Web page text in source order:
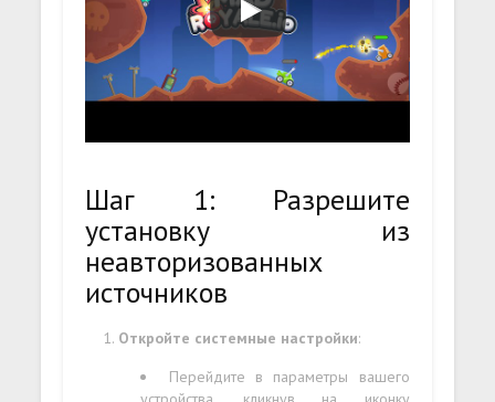
Шаг 1: Разрешите
установку из
неавторизованных
источников
Откройте системные настройки:
Перейдите в параметры вашего